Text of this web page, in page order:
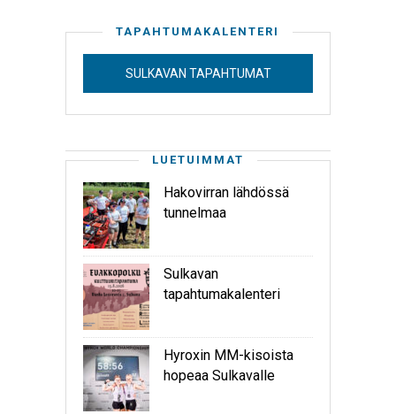
TAPAHTUMAKALENTERI
SULKAVAN TAPAHTUMAT
LUETUIMMAT
Hakovirran lähdössä
tunnelmaa
Sulkavan
tapahtumakalenteri
Hyroxin MM-kisoista
hopeaa Sulkavalle